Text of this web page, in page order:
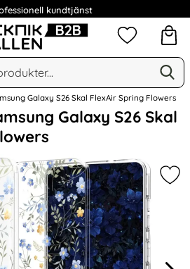
kundtjänst
Sök på Narse Group AB
Mina
Galaxy S26 Skal FlexAir Spring Flowers
Galaxy S26 Skal